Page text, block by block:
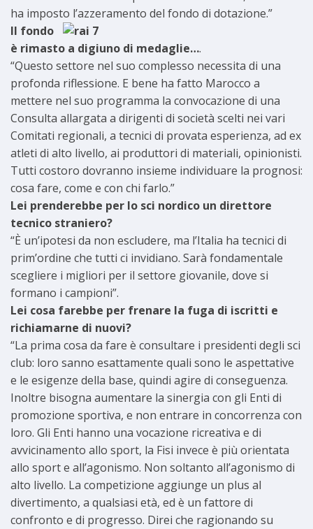
ha imposto l’azzeramento del fondo di dotazione.”
Il fondo
è rimasto a digiuno di medaglie….
“Questo settore nel suo complesso necessita di una
profonda riflessione. E bene ha fatto Marocco a
mettere nel suo programma la convocazione di una
Consulta allargata a dirigenti di società scelti nei vari
Comitati regionali, a tecnici di provata esperienza, ad ex
atleti di alto livello, ai produttori di materiali, opinionisti.
Tutti costoro dovranno insieme individuare la prognosi:
cosa fare, come e con chi farlo.”
Lei prenderebbe per lo sci nordico un direttore
tecnico straniero?
“È un’ipotesi da non escludere, ma l’Italia ha tecnici di
prim’ordine che tutti ci invidiano. Sarà fondamentale
scegliere i migliori per il settore giovanile, dove si
formano i campioni”.
Lei cosa farebbe per frenare la fuga di iscritti e
richiamarne di nuovi?
“La prima cosa da fare è consultare i presidenti degli sci
club: loro sanno esattamente quali sono le aspettative
e le esigenze della base, quindi agire di conseguenza.
Inoltre bisogna aumentare la sinergia con gli Enti di
promozione sportiva, e non entrare in concorrenza con
loro. Gli Enti hanno una vocazione ricreativa e di
avvicinamento allo sport, la Fisi invece è più orientata
allo sport e all’agonismo. Non soltanto all’agonismo di
alto livello. La competizione aggiunge un plus al
divertimento, a qualsiasi età, ed è un fattore di
confronto e di progresso. Direi che ragionando su